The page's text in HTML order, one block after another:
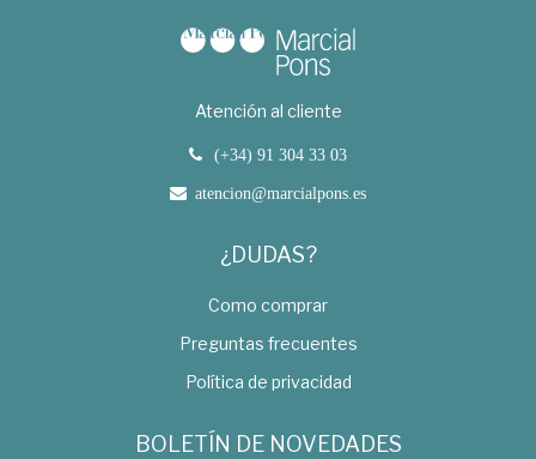
Atención al cliente
(+34) 91 304 33 03
atencion@marcialpons.es
¿DUDAS?
Como comprar
Preguntas frecuentes
Política de privacidad
BOLETÍN DE NOVEDADES